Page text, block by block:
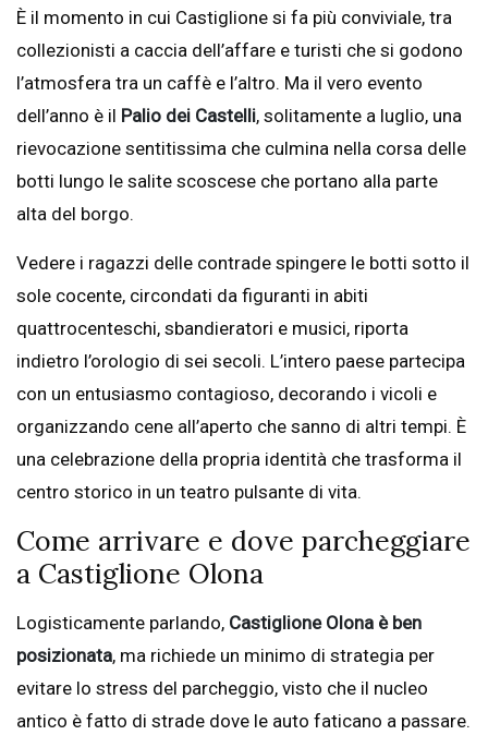
È il momento in cui Castiglione si fa più conviviale, tra
collezionisti a caccia dell’affare e turisti che si godono
l’atmosfera tra un caffè e l’altro. Ma il vero evento
dell’anno è il Palio dei Castelli, solitamente a luglio, una
rievocazione sentitissima che culmina nella corsa delle
botti lungo le salite scoscese che portano alla parte
alta del borgo.
Vedere i ragazzi delle contrade spingere le botti sotto il
sole cocente, circondati da figuranti in abiti
quattrocenteschi, sbandieratori e musici, riporta
indietro l’orologio di sei secoli. L’intero paese partecipa
con un entusiasmo contagioso, decorando i vicoli e
organizzando cene all’aperto che sanno di altri tempi. È
una celebrazione della propria identità che trasforma il
centro storico in un teatro pulsante di vita.
Come arrivare e dove parcheggiare
a Castiglione Olona
Logisticamente parlando, Castiglione Olona è ben
posizionata, ma richiede un minimo di strategia per
evitare lo stress del parcheggio, visto che il nucleo
antico è fatto di strade dove le auto faticano a passare.